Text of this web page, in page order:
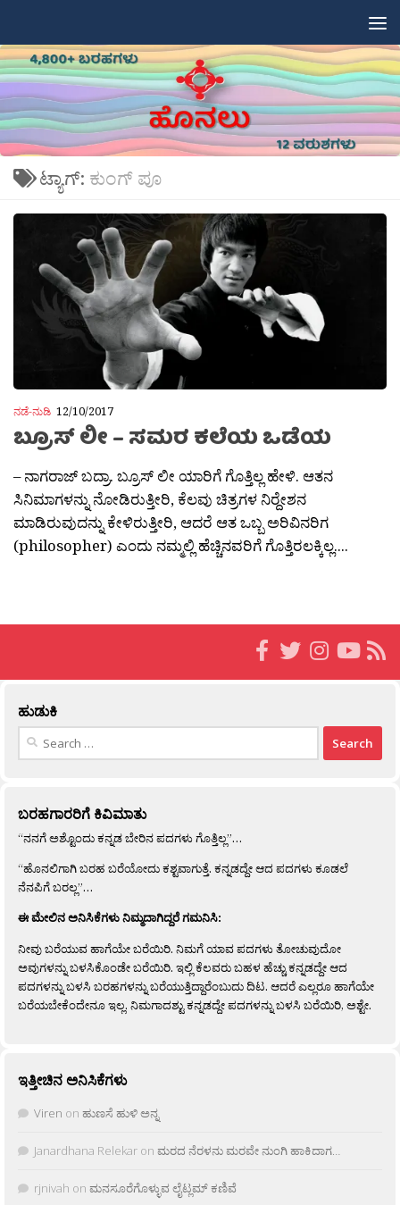
ಟ್ಯಾಗ್: ಕುಂಗ್ ಪೂ
ನಡೆ-ನುಡಿ 12/10/2017
ಬ್ರೂಸ್ ಲೀ – ಸಮರ ಕಲೆಯ ಒಡೆಯ
– ನಾಗರಾಜ್ ಬದ್ರಾ. ಬ್ರೂಸ್ ಲೀ ಯಾರಿಗೆ ಗೊತ್ತಿಲ್ಲ ಹೇಳಿ. ಆತನ
ಸಿನಿಮಾಗಳನ್ನು ನೋಡಿರುತ್ತೀರಿ, ಕೆಲವು ಚಿತ್ರಗಳ ನಿರ‍್ದೇಶನ
ಮಾಡಿರುವುದನ್ನು ಕೇಳಿರುತ್ತೀರಿ, ಆದರೆ ಆತ ಒಬ್ಬ ಅರಿವಿನರಿಗ
(philosopher) ಎಂದು ನಮ್ಮಲ್ಲಿ ಹೆಚ್ಚಿನವರಿಗೆ ಗೊತ್ತಿರಲಕ್ಕಿಲ್ಲ....
ಹುಡುಕಿ
Search
ಬರಹಗಾರರಿಗೆ ಕಿವಿಮಾತು
“ನನಗೆ ಅಶ್ಟೊಂದು ಕನ್ನಡ ಬೇರಿನ ಪದಗಳು ಗೊತ್ತಿಲ್ಲ”…
“ಹೊನಲಿಗಾಗಿ ಬರಹ ಬರೆಯೋದು ಕಶ್ಟವಾಗುತ್ತೆ. ಕನ್ನಡದ್ದೇ ಆದ ಪದಗಳು ಕೂಡಲೆ
ನೆನಪಿಗೆ ಬರಲ್ಲ”…
ಈ ಮೇಲಿನ ಅನಿಸಿಕೆಗಳು ನಿಮ್ಮದಾಗಿದ್ದರೆ ಗಮನಿಸಿ:
ನೀವು ಬರೆಯುವ ಹಾಗೆಯೇ ಬರೆಯಿರಿ. ನಿಮಗೆ ಯಾವ ಪದಗಳು ತೋಚುವುದೋ
ಅವುಗಳನ್ನು ಬಳಸಿಕೊಂಡೇ ಬರೆಯಿರಿ. ಇಲ್ಲಿ ಕೆಲವರು ಬಹಳ ಹೆಚ್ಚು ಕನ್ನಡದ್ದೇ ಆದ
ಪದಗಳನ್ನು ಬಳಸಿ ಬರಹಗಳನ್ನು ಬರೆಯುತ್ತಿದ್ದಾರೆಂಬುದು ದಿಟ. ಆದರೆ ಎಲ್ಲರೂ ಹಾಗೆಯೇ
ಬರೆಯಬೇಕೆಂದೇನೂ ಇಲ್ಲ. ನಿಮಗಾದಶ್ಟು ಕನ್ನಡದ್ದೇ ಪದಗಳನ್ನು ಬಳಸಿ ಬರೆಯಿರಿ, ಅಶ್ಟೇ.
ಇತ್ತೀಚಿನ ಅನಿಸಿಕೆಗಳು
Viren on ಹುಣಸೆ ಹುಳಿ ಅನ್ನ
Janardhana Relekar on ಮರದ ನೆರಳನು ಮರವೇ ನುಂಗಿ ಹಾಕಿದಾಗ…
rjnivah on ಮನಸೂರೆಗೊಳ್ಳುವ ಲೈಟ್ಲಮ್ ಕಣಿವೆ